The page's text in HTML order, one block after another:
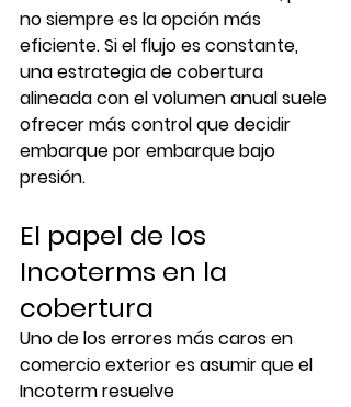
no siempre es la opción más
eficiente. Si el flujo es constante,
una estrategia de cobertura
alineada con el volumen anual suele
ofrecer más control que decidir
embarque por embarque bajo
presión.
El papel de los
Incoterms en la
cobertura
Uno de los errores más caros en
comercio exterior es asumir que el
Incoterm resuelve